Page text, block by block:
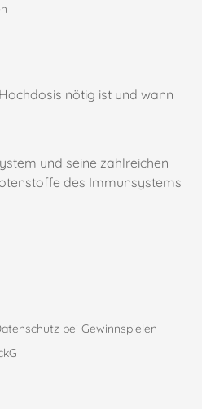
nötig ist und wann
und seine zahlreichen
des Immunsystems
bei Gewinnspielen